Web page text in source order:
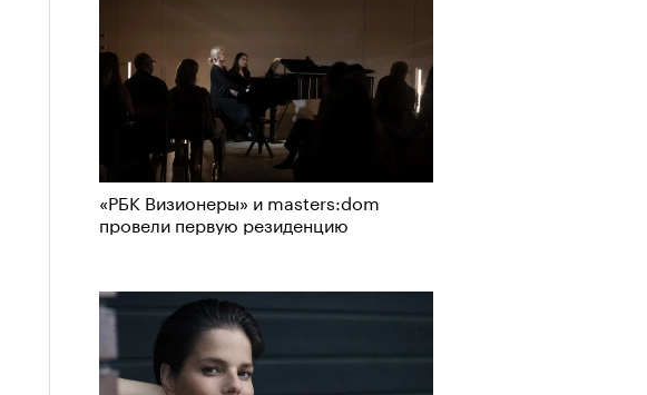
«РБК Визионеры» и masters:dom
провели первую резиденцию